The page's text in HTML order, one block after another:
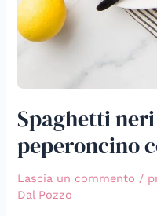
Spaghetti
peperoncino
Lascia un commento /
Dal Pozzo